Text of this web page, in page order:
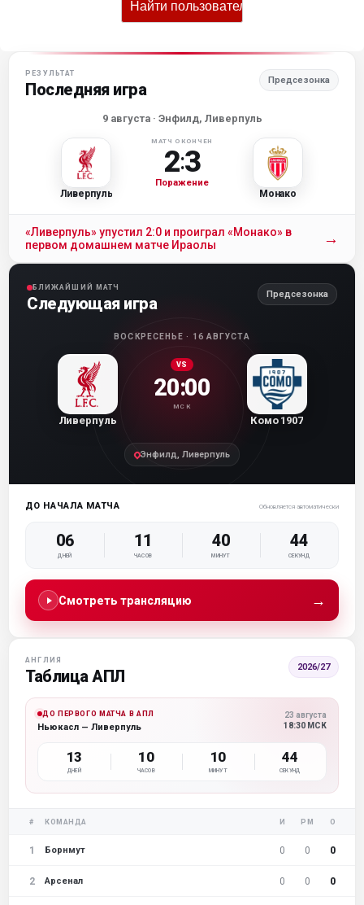
РЕЗУЛЬТАТ
Последняя игра Предсезонка
9 августа· Энфилд, Ливерпуль
Ливерпуль
МАТЧ ОКОНЧЕН
2:3
Поражение
Монако
«Ливерпуль» упустил 2:0 и проиграл «Монако» в
первом домашнем матче Ираолы
→
БЛИЖАЙШИЙ МАТЧ
Следующая игра Предсезонка
ВОСКРЕСЕНЬЕ · 16 АВГУСТА
Ливерпуль
VS
20:00
МСК
Комо 1907
Энфилд, Ливерпуль
ДО НАЧАЛА МАТЧА Обновляется автоматически
06
ДНЕЙ
11
ЧАСОВ
40
МИНУТ
43
СЕКУНД
Смотреть трансляцию →
АНГЛИЯ
Таблица АПЛ 2026/27
ДО ПЕРВОГО МАТЧА В АПЛ
Ньюкасл — Ливерпуль
23 августа
18:30 МСК
13
ДНЕЙ
10
ЧАСОВ
10
МИНУТ
43
СЕКУНД
# КОМАНДА И РМ О
1 Борнмут 0 0 0
2 Арсенал 0 0 0